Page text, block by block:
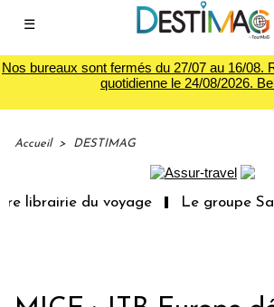
☰
Nos bureaux sont fermés du 27/07 au 16/08.
quotidienne le 24/08/2026.
Accueil > DESTIMAG
librairie du voyage Le groupe